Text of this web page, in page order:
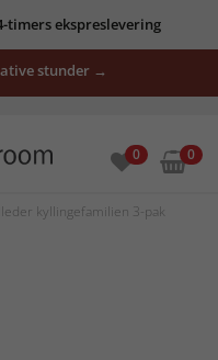
timers ekspreslevering
stunder →
0 0
kyllingefamilien 3-pak